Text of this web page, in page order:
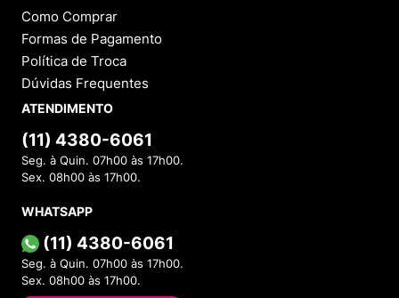
Como Comprar
Formas de Pagamento
Política de Troca
Dúvidas Frequentes
ATENDIMENTO
(11) 4380-6061
Seg. à Quin. 07h00 às 17h00.
Sex. 08h00 às 17h00.
WHATSAPP
(11) 4380-6061
Seg. à Quin. 07h00 às 17h00.
Sex. 08h00 às 17h00.